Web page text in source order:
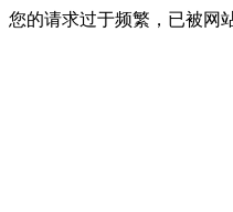
您的请求过于频繁，已被网